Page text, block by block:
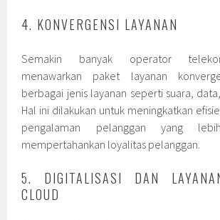
4. KONVERGENSI LAYANAN
Semakin banyak operator
menawarkan paket layanan
berbagai jenis layanan seperti suara,
Hal ini dilakukan untuk meningkatkan
pengalaman pelanggan yang
mempertahankan loyalitas pelanggan.
5. DIGITALISASI DAN
CLOUD